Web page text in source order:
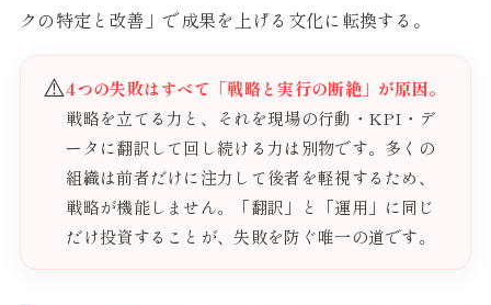
クの特定と改善」で成果を上げる文化に転換する。
⚠️4つの失敗はすべて「戦略と実行の断絶」が原因。
戦略を立てる力と、それを現場の行動・KPI・デ
ータに翻訳して回し続ける力は別物です。多くの
組織は前者だけに注力して後者を軽視するため、
戦略が機能しません。「翻訳」と「運用」に同じ
だけ投資することが、失敗を防ぐ唯一の道です。